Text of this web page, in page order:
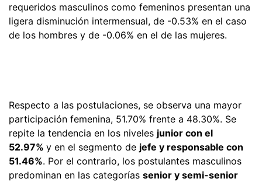
requeridos masculinos como femeninos presentan una
ligera disminución intermensual, de -0.53% en el caso
de los hombres y de -0.06% en el de las mujeres.
Respecto a las postulaciones, se observa una mayor
participación femenina, 51.70% frente a 48.30%. Se
repite la tendencia en los niveles junior con el
52.97% y en el segmento de jefe y responsable con
51.46%. Por el contrario, los postulantes masculinos
predominan en las categorías senior y semi-senior